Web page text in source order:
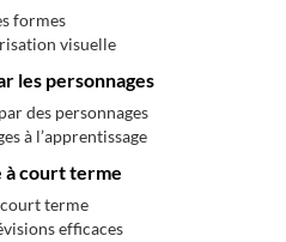
formes
visuelle
les personnages
des personnages
à l’apprentissage
à court terme
terme
efficaces